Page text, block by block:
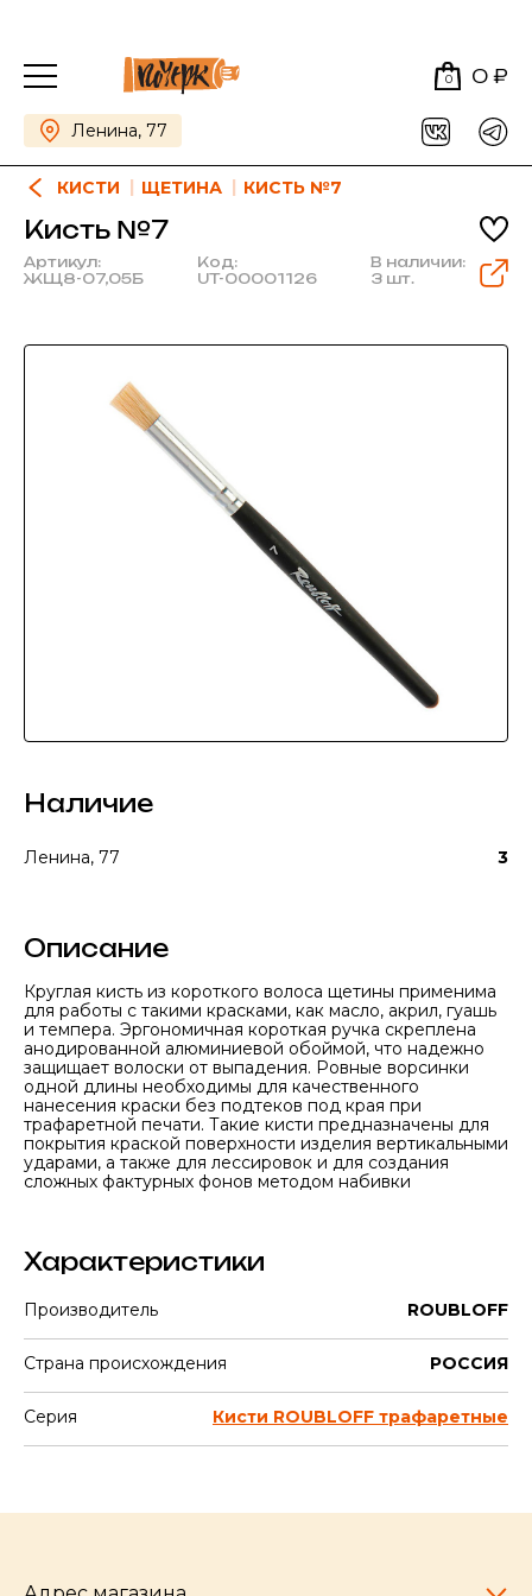
0 0 ₽
Ленина, 77
КИСТИ ЩЕТИНА КИСТЬ №7
Кисть №7
Артикул:
ЖЩ8-07,05Б
Код:
UT-00001126
В наличии:
3 шт.
Наличие
Ленина, 77 3
Описание
Круглая кисть из короткого волоса щетины применима
для работы с такими красками, как масло, акрил, гуашь
и темпера. Эргономичная короткая ручка скреплена
анодированной алюминиевой обоймой, что надежно
защищает волоски от выпадения. Ровные ворсинки
одной длины необходимы для качественного
нанесения краски без подтеков под края при
трафаретной печати. Такие кисти предназначены для
покрытия краской поверхности изделия вертикальными
ударами, а также для лессировок и для создания
сложных фактурных фонов методом набивки
Характеристики
Производитель ROUBLOFF
Страна происхождения РОССИЯ
Серия Кисти ROUBLOFF трафаретные